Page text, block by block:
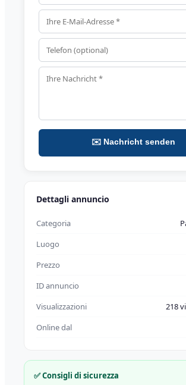
✉️ Nachricht senden
Dettagli annuncio
Categoria
Luogo
Prezzo
ID annuncio
Visualizzazioni
218
Online dal
✅ Consigli di sicurezza